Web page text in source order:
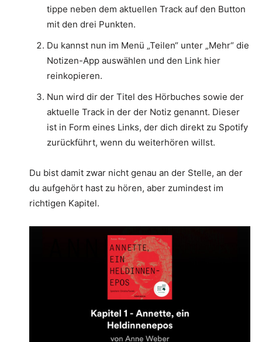
tippe neben dem aktuellen Track auf den Button
mit den drei Punkten.
Du kannst nun im Menü „Teilen“ unter „Mehr“ die
Notizen-App auswählen und den Link hier
reinkopieren.
Nun wird dir der Titel des Hörbuches sowie der
aktuelle Track in der der Notiz genannt. Dieser
ist in Form eines Links, der dich direkt zu Spotify
zurückführt, wenn du weiterhören willst.
Du bist damit zwar nicht genau an der Stelle, an der
du aufgehört hast zu hören, aber zumindest im
richtigen Kapitel.